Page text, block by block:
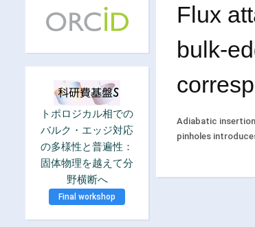
トポロジカル相での
バルク・エッジ対応
の多様性と普遍性：
固体物理を越えて分
野横断へ
Final workshop
Flux
bulk-
Adiabatic
pinholes